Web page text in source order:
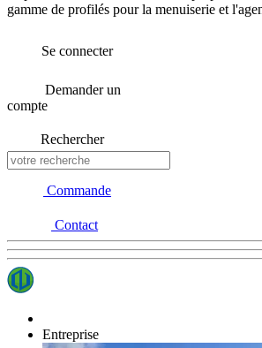
gamme de profilés pour la menuiserie et
Se connecter
Demander un
compte
Rechercher
Commande
Contact
Entreprise